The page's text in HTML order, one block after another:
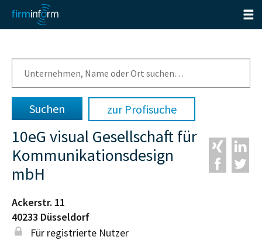
zur Profisuche
10eG visual Gesellschaft für
Kommunikationsdesign
mbH
Ackerstr. 11
40233 Düsseldorf
Für registrierte Nutzer